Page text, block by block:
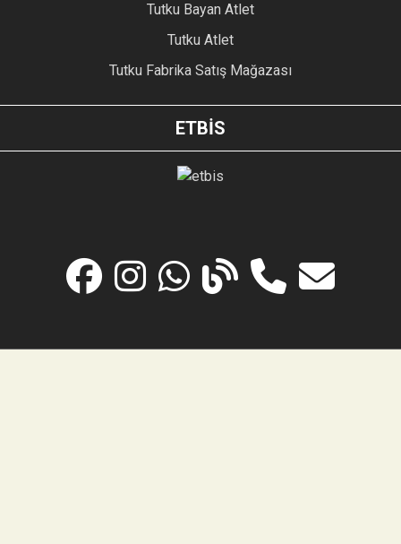
Tutku Bayan Atlet
Tutku Atlet
Tutku Fabrika Satış Mağazası
ETBİS